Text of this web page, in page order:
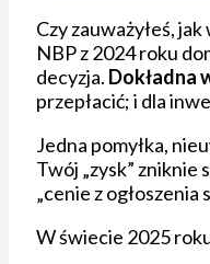
Czy zauważyłeś,
NBP z 2024 roku
decyzja. Dokładna
przepłacić; i dla
Jedna pomyłka,
Twój „zysk” zniknie
„cenie z ogłoszenia
W świecie 2025